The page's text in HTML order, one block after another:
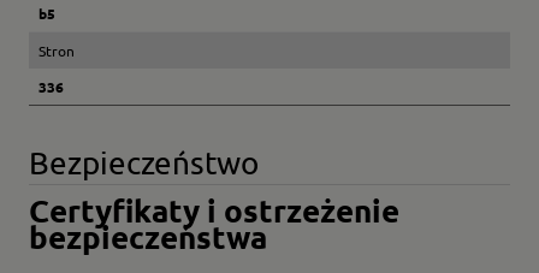
b5
Stron
336
Bezpieczeństwo
Certyfikaty i ostrzeżenie
bezpieczeństwa